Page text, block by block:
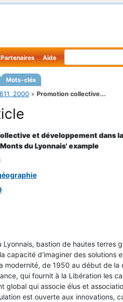
Mots-clés
Partenaires Aide
2000 » Promotion collective...
et développement dans
du Lyonnais' example
Lyonnais, bastion de hautes terres
capacité d'imaginer des solutions
modernité, de 1950 au début de
qui fournit à la Libération les
global qui associe élus et
est ouverte aux innovations,